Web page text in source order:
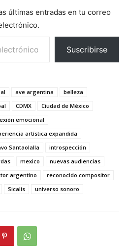
últimas entradas en tu correo
Suscribirse
ave argentina
belleza
CDMX
Ciudad de México
emocional
artística expandida
Santaolalla
introspección
mexico
nuevas audiencias
argentino
reconocido compositor
Sicalis universo sonoro